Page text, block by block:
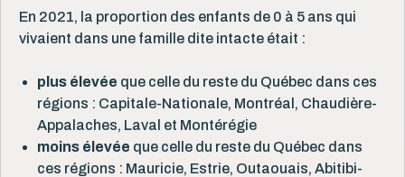
En 2021, la proportion des enfants de 0 à 5 ans qui
vivaient dans une famille dite intacte était :
plus élevée que celle du reste du Québec dans ces
régions : Capitale-Nationale, Montréal, Chaudière-
Appalaches, Laval et Montérégie
moins élevée que celle du reste du Québec dans
ces régions : Mauricie, Estrie, Outaouais, Abitibi-